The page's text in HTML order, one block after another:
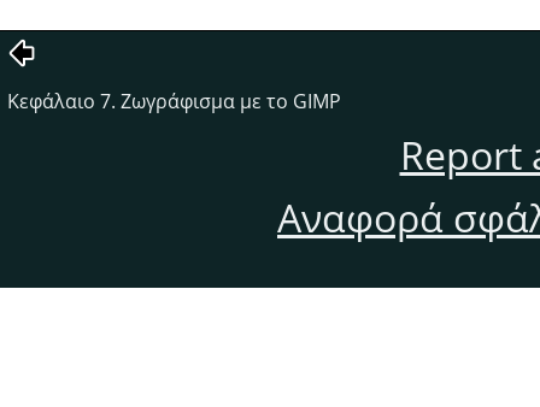
Κεφάλαιο 7. Ζωγράφισμα με το GIMP
Report
Αναφορά